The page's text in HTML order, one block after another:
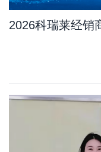
2026科瑞莱经销